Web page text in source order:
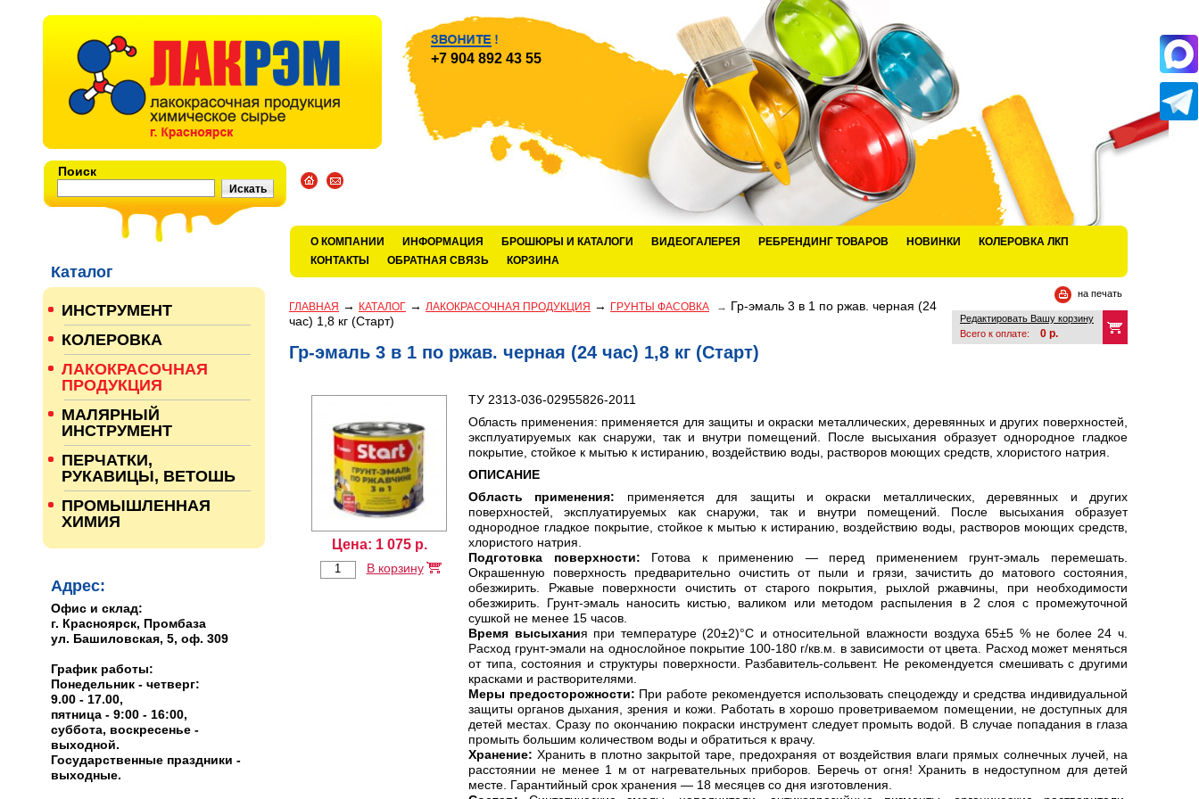
Поиск
О КОМПАНИИ ИНФОРМАЦИЯ БРОШЮРЫ И КАТАЛОГИ ВИДЕОГАЛЕРЕЯ РЕБРЕНДИНГ ТОВАРОВ НОВИНКИ
КОЛЕРОВКА ЛКП
КОНТАКТЫ
ОБРАТНАЯ СВЯЗЬ КОРЗИНА
+7 904 892 43 55
на печать
Редактировать Вашу корзину
Всего к оплате:
0 р.
ГЛАВНАЯ → КАТАЛОГ → ЛАКОКРАСОЧНАЯ ПРОДУКЦИЯ → ГРУНТЫ ФАСОВКА → Гр-эмаль 3 в 1 по ржав. черная (24
час) 1,8 кг (Старт)
Гр-эмаль 3 в 1 по ржав. черная (24 час) 1,8 кг (Старт)
Цена: 1 075р.
В корзину
ТУ 2313-036-02955826-2011
Область применения: применяется для защиты и окраски металлических, деревянных и других поверхностей,
эксплуатируемых как снаружи, так и внутри помещений. После высыхания образует однородное гладкое
покрытие, стойкое к мытью к истиранию, воздействию воды, растворов моющих средств, хлористого натрия.
ОПИСАНИЕ
Область применения: применяется для защиты и окраски металлических, деревянных и других
поверхностей, эксплуатируемых как снаружи, так и внутри помещений. После высыхания образует
однородное гладкое покрытие, стойкое к мытью к истиранию, воздействию воды, растворов моющих средств,
хлористого натрия.
Подготовка поверхности: Готова к применению — перед применением грунт-эмаль перемешать.
Окрашенную поверхность предварительно очистить от пыли и грязи, зачистить до матового состояния,
обезжирить. Ржавые поверхности очистить от старого покрытия, рыхлой ржавчины, при необходимости
обезжирить. Грунт-эмаль наносить кистью, валиком или методом распыления в 2 слоя с промежуточной
сушкой не менее 15 часов.
Время высыхания при температуре (20±2)°С и относительной влажности воздуха 65±5 % не более 24 ч.
Расход грунт-эмали на однослойное покрытие 100-180 г/кв.м. в зависимости от цвета. Расход может меняться
от типа, состояния и структуры поверхности. Разбавитель-сольвент. Не рекомендуется смешивать с другими
красками и растворителями.
Меры предосторожности: При работе рекомендуется использовать спецодежду и средства индивидуальной
защиты органов дыхания, зрения и кожи. Работать в хорошо проветриваемом помещении, не доступных для
детей местах. Сразу по окончанию покраски инструмент следует промыть водой. В случае попадания в глаза
промыть большим количеством воды и обратиться к врачу.
Хранение: Хранить в плотно закрытой таре, предохраняя от воздействия влаги прямых солнечных лучей, на
расстоянии не менее 1 м от нагревательных приборов. Беречь от огня! Хранить в недоступном для детей
месте. Гарантийный срок хранения — 18 месяцев со дня изготовления.
Каталог
ИНСТРУМЕНТ
КОЛЕРОВКА
ЛАКОКРАСОЧНАЯ
ПРОДУКЦИЯ
МАЛЯРНЫЙ
ИНСТРУМЕНТ
ПЕРЧАТКИ,
РУКАВИЦЫ, ВЕТОШЬ
ПРОМЫШЛЕННАЯ
ХИМИЯ
Адрес:
Офис и склад:
г. Красноярск, Промбаза
ул. Башиловская, 5, оф. 309
График работы:
Понедельник - четверг:
9.00 - 17.00,
пятница - 9:00 - 16:00,
суббота, воскресенье -
выходной.
Государственные праздники -
выходные.